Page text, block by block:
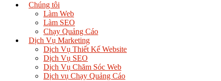
Chúng tôi
Làm Web
Làm SEO
Chạy Quảng Cáo
Dịch Vụ Marketing
Dịch Vụ Thiết Kế Website
Dịch Vụ SEO
Dịch Vụ Chăm Sóc Web
Dịch vụ Chạy Quảng Cáo